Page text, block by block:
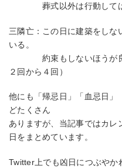
葬式以外は行動してはい
三隣亡：この日に建築をしな
いる。
約束もしないほうが良
２回から４回）
他にも「帰忌日」「血忌日」
どたくさん
ありますが、当記事ではカレ
日をまとめています。
Twitter上でも凶日につぶやか